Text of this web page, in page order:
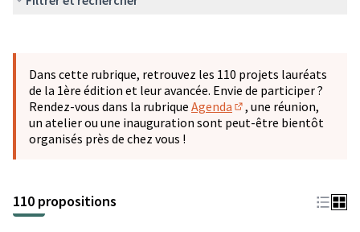
−
Dans cette rubrique, retrouvez les 110 projets lauréats
de la 1ère édition et leur avancée. Envie de participer ?
Rendez-vous dans la rubrique Agenda
(S'ouvre dans un
, une réunion,
un atelier ou une inauguration sont peut-être bientôt
organisés près de chez vous !
110 propositions